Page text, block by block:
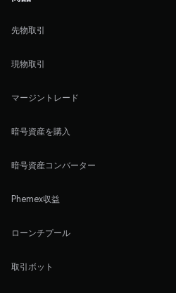
先物取引
現物取引
マージントレード
暗号資産を購入
暗号資産コンバーター
Phemex収益
ローンチプール
取引ボット